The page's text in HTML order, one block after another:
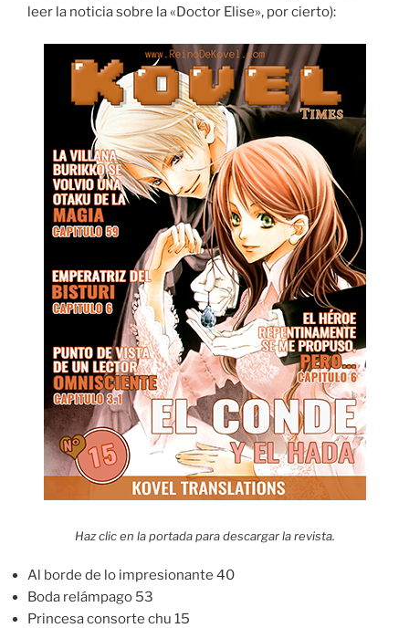
leer la noticia sobre la «Doctor Elise», por cierto):
Haz clic en la portada para descargar la revista.
Al borde de lo impresionante 40
Boda relámpago 53
Princesa consorte chu 15